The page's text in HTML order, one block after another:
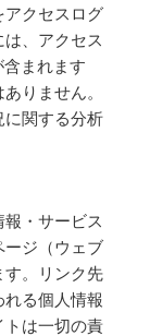
アクセスログ
、アクセス
まれます
りません。
に関する分析
・サービス
ージ（ウェブ
す。リンク先
る個人情報
トは一切の責